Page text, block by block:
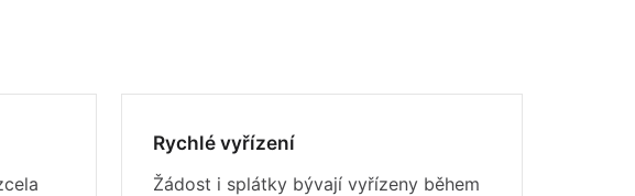
Rychlé vyřízení
Žádost i splátky bývají vyřízeny během